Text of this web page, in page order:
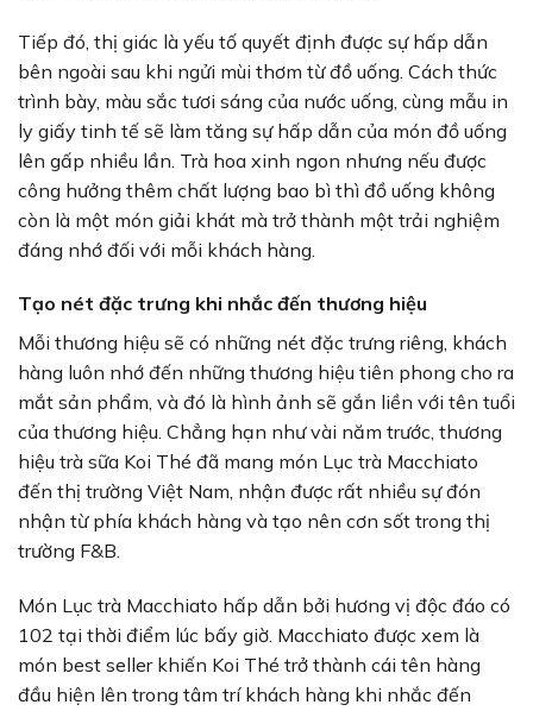
Tiếp đó, thị giác là yếu tố quyết định được sự hấp dẫn
bên ngoài sau khi ngửi mùi thơm từ đồ uống. Cách thức
trình bày, màu sắc tươi sáng của nước uống, cùng mẫu in
ly giấy tinh tế sẽ làm tăng sự hấp dẫn của món đồ uống
lên gấp nhiều lần. Trà hoa xinh ngon nhưng nếu được
công hưởng thêm chất lượng bao bì thì đồ uống không
còn là một món giải khát mà trở thành một trải nghiệm
đáng nhớ đối với mỗi khách hàng.
Tạo nét đặc trưng khi nhắc đến thương hiệu
Mỗi thương hiệu sẽ có những nét đặc trưng riêng, khách
hàng luôn nhớ đến những thương hiệu tiên phong cho ra
mắt sản phẩm, và đó là hình ảnh sẽ gắn liền với tên tuổi
của thương hiệu. Chẳng hạn như vài năm trước, thương
hiệu trà sữa Koi Thé đã mang món Lục trà Macchiato
đến thị trường Việt Nam, nhận được rất nhiều sự đón
nhận từ phía khách hàng và tạo nên cơn sốt trong thị
trường F&B.
Món Lục trà Macchiato hấp dẫn bởi hương vị độc đáo có
102 tại thời điểm lúc bấy giờ. Macchiato được xem là
món best seller khiến Koi Thé trở thành cái tên hàng
đầu hiện lên trong tâm trí khách hàng khi nhắc đến